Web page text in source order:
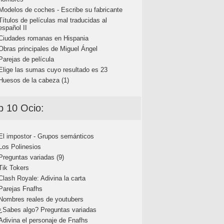
de coches - Escribe su fabricante
de películas mal traducidas al
II
romanas en Hispania
principales de Miguel Ángel
de película
las sumas cuyo resultado es 23
de la cabeza (1)
10 Ocio:
impostor - Grupos semánticos
Polinesios
variadas (9)
Tokers
Royale: Adivina la carta
Fnafhs
reales de youtubers
algo? Preguntas variadas
el personaje de Fnafhs